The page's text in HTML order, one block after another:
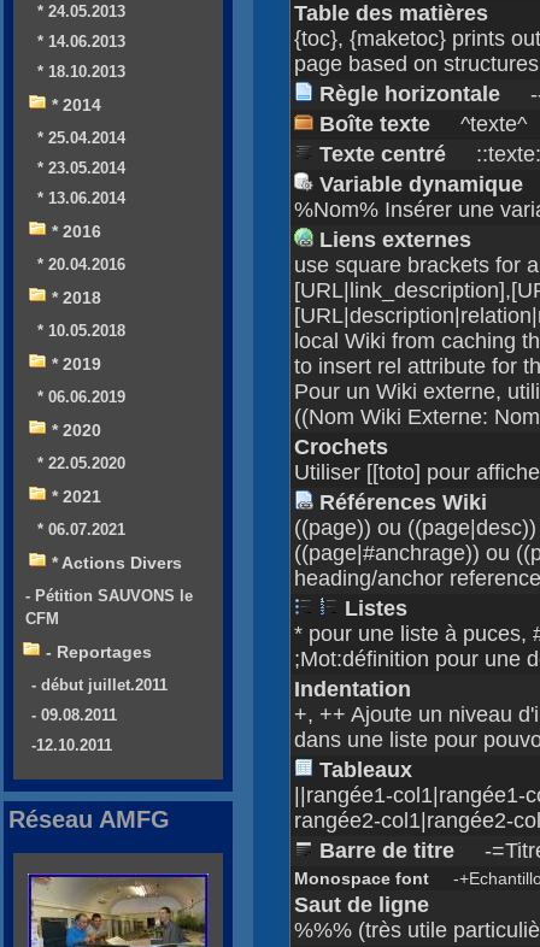
Table des matières
{toc}, {maketoc} prints
page based on
Règle horizontale-
Boîte texte^texte^
Texte centré
Variable dynamique
%Nom% Insérer une
Liens externes
use square brackets for
local Wiki from caching
to insert rel attribute for
Pour un Wiki externe,
((Nom Wiki Externe:
Crochets
Utiliser [[toto] pour
Références Wiki
((page)) ou
((page|#anchrage)) ou
heading/anchor
Listes
* pour une liste à puces,
;Mot:définition pour une
Indentation
+, ++ Ajoute un niveau
dans une liste pour
Tableaux
||rangée1-col1|rangée1-
rangée2-col1|rangée2-
Barre de titre-
Monospace font-
Saut de ligne
%%% (très utile
* 24.05.2013
* 14.06.2013
* 18.10.2013
* 2014
* 25.04.2014
* 23.05.2014
* 13.06.2014
* 2016
* 20.04.2016
* 2018
* 10.05.2018
* 2019
* 06.06.2019
* 2020
* 22.05.2020
* 2021
* 06.07.2021
* Actions Divers
- Pétition SAUVONS le
CFM
- Reportages
- début juillet.2011
- 09.08.2011
-12.10.2011
Réseau AMFG